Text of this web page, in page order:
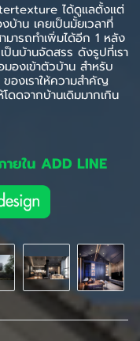
ได้ดูแลตั้งแต่
าน เคยเป็นมั้ยเวลาที่
ารถทำเพิ่มได้อีก 1 หลัง
ป็นบ้านจัดสรร ดังรูปที่เรา
องเข้าตัวบ้าน สำหรับ
องเราให้ความสำคัญ
ดดจากบ้านเดิมมากเกิน
ใน ADD LINE